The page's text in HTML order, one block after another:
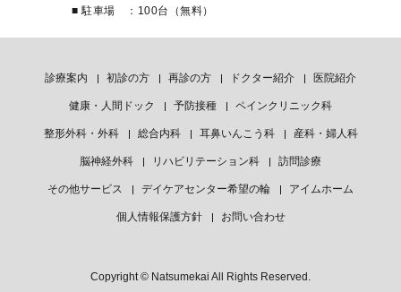
■ 駐車場 ：100台（無料）
診療案内 初診の方 再診の方 ドクター紹介 医院紹介
健康・人間ドック 予防接種 ペインクリニック科
整形外科・外科 総合内科 耳鼻いんこう科 産科・婦人科
脳神経外科 リハビリテーション科 訪問診療
その他サービス デイケアセンター希望の輪 アイムホーム
個人情報保護方針 お問い合わせ
Copyright © Natsumekai All Rights Reserved.